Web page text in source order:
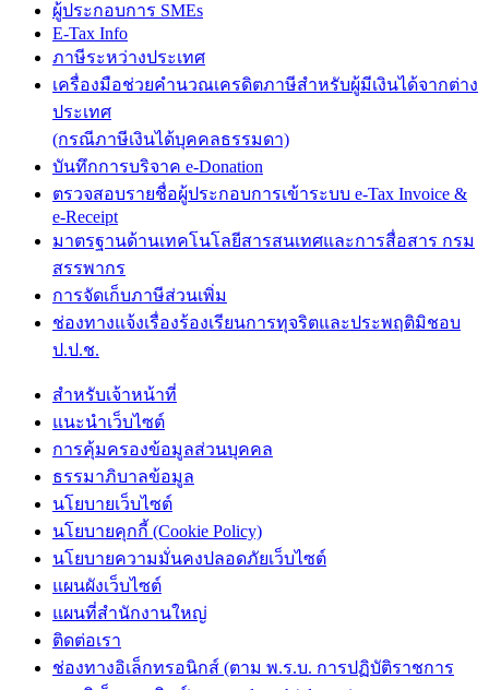
ผู้ประกอบการ SMEs
E-Tax Info
ภาษีระหว่างประเทศ
เครื่องมือช่วยคำนวณเครดิตภาษีสำหรับผู้มีเงินได้จากต่าง
ประเทศ
(กรณีภาษีเงินได้บุคคลธรรมดา)
บันทึกการบริจาค e-Donation
ตรวจสอบรายชื่อผู้ประกอบการเข้าระบบ e-Tax Invoice &
e-Receipt
มาตรฐานด้านเทคโนโลยีสารสนเทศและการสื่อสาร กรม
สรรพากร
การจัดเก็บภาษีส่วนเพิ่ม
ช่องทางแจ้งเรื่องร้องเรียนการทุจริตและประพฤติมิชอบ
ป.ป.ช.
สำหรับเจ้าหน้าที่
แนะนำเว็บไซต์
การคุ้มครองข้อมูลส่วนบุคคล
ธรรมาภิบาลข้อมูล
นโยบายเว็บไซต์
นโยบายคุกกี้ (Cookie Policy)
นโยบายความมั่นคงปลอดภัยเว็บไซต์
แผนผังเว็บไซต์
แผนที่สำนักงานใหญ่
ติดต่อเรา
ช่องทางอิเล็กทรอนิกส์ (ตาม พ.ร.บ. การปฏิบัติราชการ